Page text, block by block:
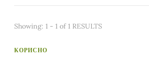
Showing: 1 - 1 of 1 RESULTS
КОРИСНО